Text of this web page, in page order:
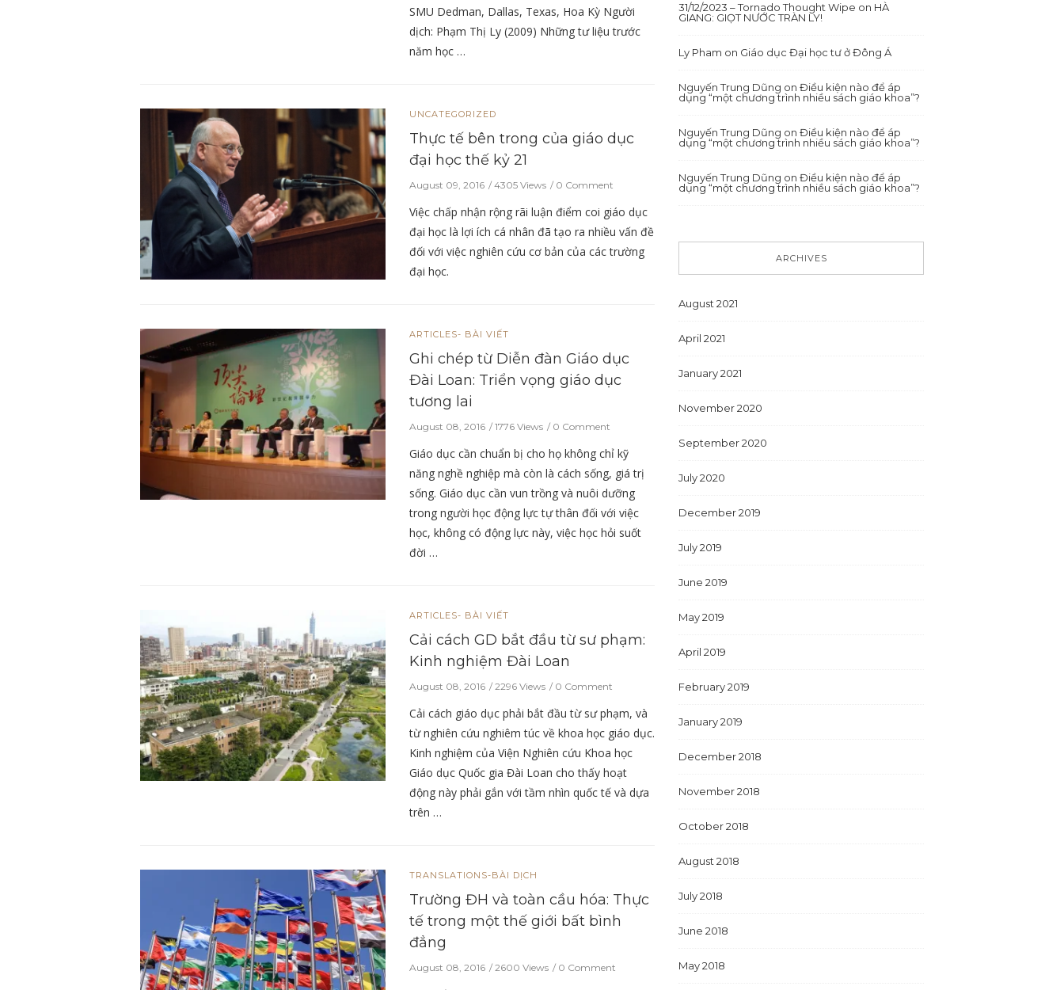
SMU Dedman, Dallas, Texas, Hoa Kỳ Người
dịch: Phạm Thị Ly (2009) Những tư liệu trước
năm học …
UNCATEGORIZED
Thực tế bên trong của giáo dục
đại học thế kỷ 21
August 09, 2016 4305 Views 0 Comment
Việc chấp nhận rộng rãi luận điểm coi giáo dục
đại học là lợi ích cá nhân đã tạo ra nhiều vấn đề
đối với việc nghiên cứu cơ bản của các trường
đại học.
ARTICLES- BÀI VIẾT
Ghi chép từ Diễn đàn Giáo dục
Đài Loan: Triển vọng giáo dục
tương lai
August 08, 2016 1776 Views 0 Comment
Giáo dục cần chuẩn bị cho họ không chỉ kỹ
năng nghề nghiệp mà còn là cách sống, giá trị
sống. Giáo dục cần vun trồng và nuôi dưỡng
trong người học động lực tự thân đối với việc
học, không có động lực này, việc học hỏi suốt
đời …
ARTICLES- BÀI VIẾT
Cải cách GD bắt đầu từ sư phạm:
Kinh nghiệm Đài Loan
August 08, 2016 2296 Views 0 Comment
Cải cách giáo dục phải bắt đầu từ sư phạm, và
từ nghiên cứu nghiêm túc về khoa học giáo dục.
Kinh nghiệm của Viện Nghiên cứu Khoa học
Giáo dục Quốc gia Đài Loan cho thấy hoạt
động này phải gắn với tầm nhìn quốc tế và dựa
trên …
TRANSLATIONS-BÀI DỊCH
Trường ĐH và toàn cầu hóa: Thực
tế trong một thế giới bất bình
đẳng
August 08, 2016 2600 Views 0 Comment
31/12/2023 – Tornado Thought Wipe on HÀ
GIANG: GIỌT NƯỚC TRÀN LY!
Ly Pham on Giáo dục Đại học tư ở Đông Á
Nguyến Trung Dũng on Điều kiện nào để áp
dụng “một chương trình nhiều sách giáo khoa”?
Nguyến Trung Dũng on Điều kiện nào để áp
dụng “một chương trình nhiều sách giáo khoa”?
Nguyến Trung Dũng on Điều kiện nào để áp
dụng “một chương trình nhiều sách giáo khoa”?
ARCHIVES
August 2021
April 2021
January 2021
November 2020
September 2020
July 2020
December 2019
July 2019
June 2019
May 2019
April 2019
February 2019
January 2019
December 2018
November 2018
October 2018
August 2018
July 2018
June 2018
May 2018